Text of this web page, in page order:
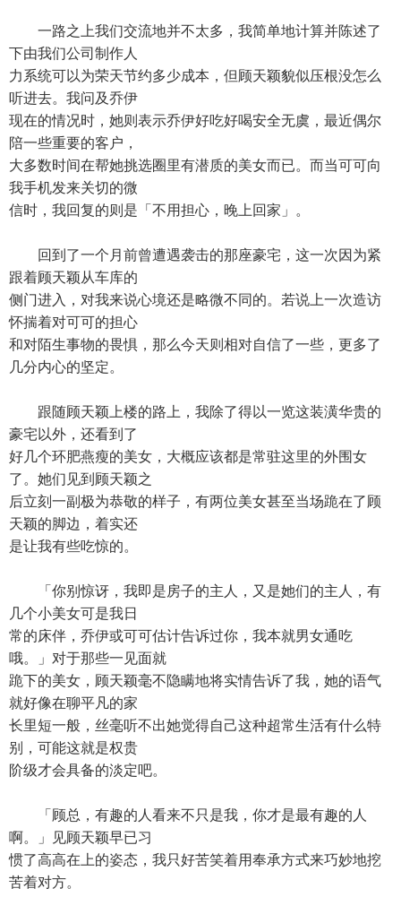
一路之上我们交流地并不太多，我简单地计算并陈述了
下由我们公司制作人
力系统可以为荣天节约多少成本，但顾天颖貌似压根没怎么
听进去。我问及乔伊
现在的情况时，她则表示乔伊好吃好喝安全无虞，最近偶尔
陪一些重要的客户，
大多数时间在帮她挑选圈里有潜质的美女而已。而当可可向
我手机发来关切的微
信时，我回复的则是「不用担心，晚上回家」。
回到了一个月前曾遭遇袭击的那座豪宅，这一次因为紧
跟着顾天颖从车库的
侧门进入，对我来说心境还是略微不同的。若说上一次造访
怀揣着对可可的担心
和对陌生事物的畏惧，那么今天则相对自信了一些，更多了
几分内心的坚定。
跟随顾天颖上楼的路上，我除了得以一览这装潢华贵的
豪宅以外，还看到了
好几个环肥燕瘦的美女，大概应该都是常驻这里的外围女
了。她们见到顾天颖之
后立刻一副极为恭敬的样子，有两位美女甚至当场跪在了顾
天颖的脚边，着实还
是让我有些吃惊的。
「你别惊讶，我即是房子的主人，又是她们的主人，有
几个小美女可是我日
常的床伴，乔伊或可可估计告诉过你，我本就男女通吃
哦。」对于那些一见面就
跪下的美女，顾天颖毫不隐瞒地将实情告诉了我，她的语气
就好像在聊平凡的家
长里短一般，丝毫听不出她觉得自己这种超常生活有什么特
别，可能这就是权贵
阶级才会具备的淡定吧。
「顾总，有趣的人看来不只是我，你才是最有趣的人
啊。」见顾天颖早已习
惯了高高在上的姿态，我只好苦笑着用奉承方式来巧妙地挖
苦着对方。